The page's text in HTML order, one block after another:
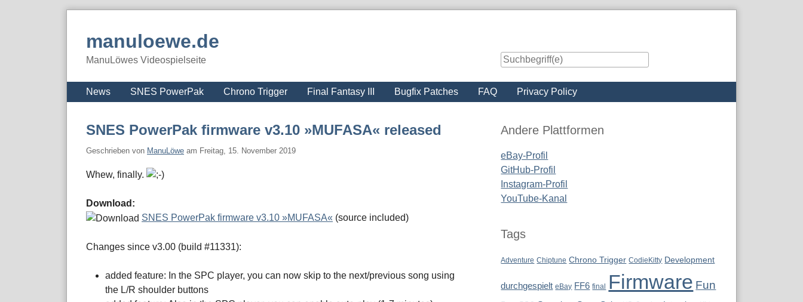
manuloewe.de
ManuLöwes Videospielseite
Navigation
News SNES PowerPak Chrono Trigger Final Fantasy III Bugfix Patches FAQ Privacy Policy
SNES PowerPak firmware v3.10 »MUFASA« released
Geschrieben von ManuLöwe am Freitag, 15. November 2019
Whew, finally.
Download:
SNES PowerPak firmware v3.10 »MUFASA« (source included)
Changes since v3.00 (build #11331):
added feature: In the SPC player, you can now skip to the next/previous song using
the L/R shoulder buttons
Seitenleiste
Andere Plattformen
eBay-Profil
GitHub-Profil
Instagram-Profil
YouTube-Kanal
Tags
Adventure Chiptune Chrono Trigger CodieKitty Development
durchgespielt eBay FF6 final Firmware Fun